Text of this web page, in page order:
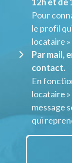
Pour
le profil
locataire »
Par mail,
contact.
En
locataire
message
qui